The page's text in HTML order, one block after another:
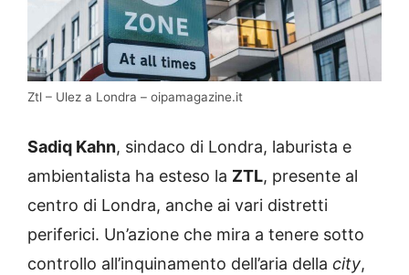
Ztl – Ulez a Londra – oipamagazine.it
Sadiq Kahn, sindaco di Londra, laburista e
ambientalista ha esteso la ZTL, presente al
centro di Londra, anche ai vari distretti
periferici. Un’azione che mira a tenere sotto
controllo all’inquinamento dell’aria della city,